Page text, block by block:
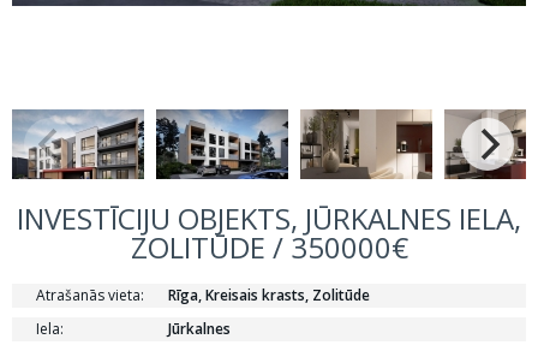
INVESTĪCIJU OBJEKTS, JŪRKALNES IELA,
ZOLITŪDE / 350000€
Atrašanās vieta:
Rīga, Kreisais krasts, Zolitūde
Iela:
Jūrkalnes